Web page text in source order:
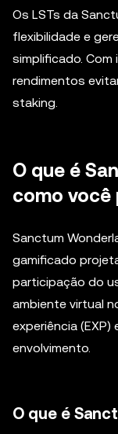
Os LSTs da
flexibilidade e
simplificado.
rendimentos
staking.
O que é
como
Sanctum
gamificado
participação do
ambiente virtual
experiência
envolvimento.
O que é